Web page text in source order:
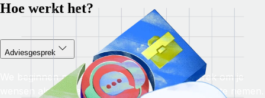
Hoe werkt het?
Adviesgesprek
We beginnen met een persoonlijk adviesgesprek om je
wensen als het gaat om HR en compliance door te nemen.